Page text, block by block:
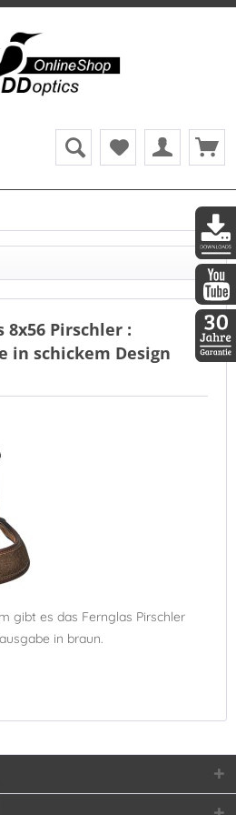
8x56 Pirschler :
in schickem Design
gibt es das Fernglas Pirschler
in braun.